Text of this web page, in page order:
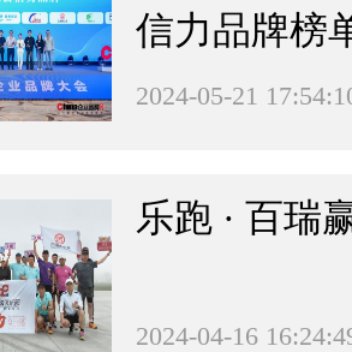
信力品牌榜
2024-05-21
乐跑 · 百
2024-04-16